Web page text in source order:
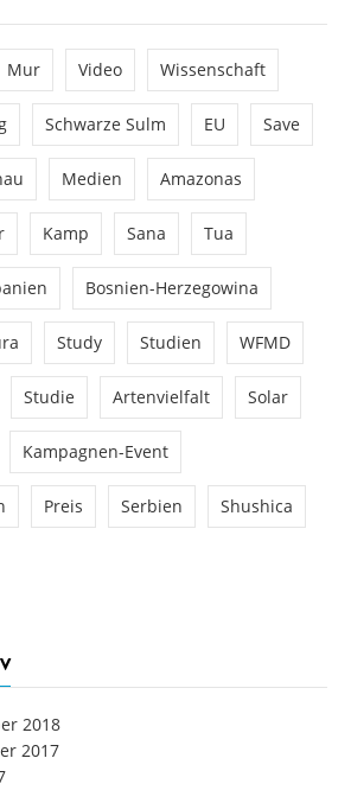
Mur Video Wissenschaft
Schwarze Sulm EU Save
Medien Amazonas
Kamp Sana Tua
Bosnien-Herzegowina
Study Studien WFMD
Studie Artenvielfalt Solar
Kampagnen-Event
Preis Serbien Shushica
2018
2017